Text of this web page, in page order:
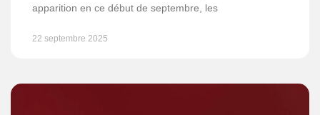
apparition en ce début de septembre, les
22 septembre 2025